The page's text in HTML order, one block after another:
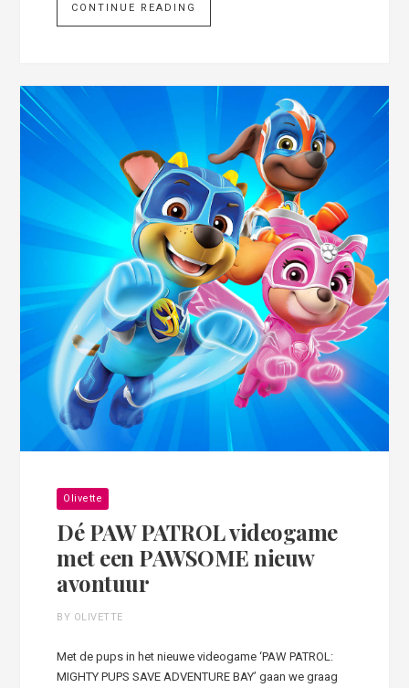
CONTINUE READING
Olivette
Dé PAW PATROL videogame
met een PAWSOME nieuw
avontuur
BY OLIVETTE
Met de pups in het nieuwe videogame ‘PAW PATROL:
MIGHTY PUPS SAVE ADVENTURE BAY’ gaan we graag